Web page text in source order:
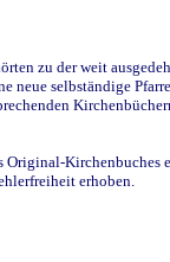
zu der weit
neue selbständige
Kirchenbuches
erhoben.